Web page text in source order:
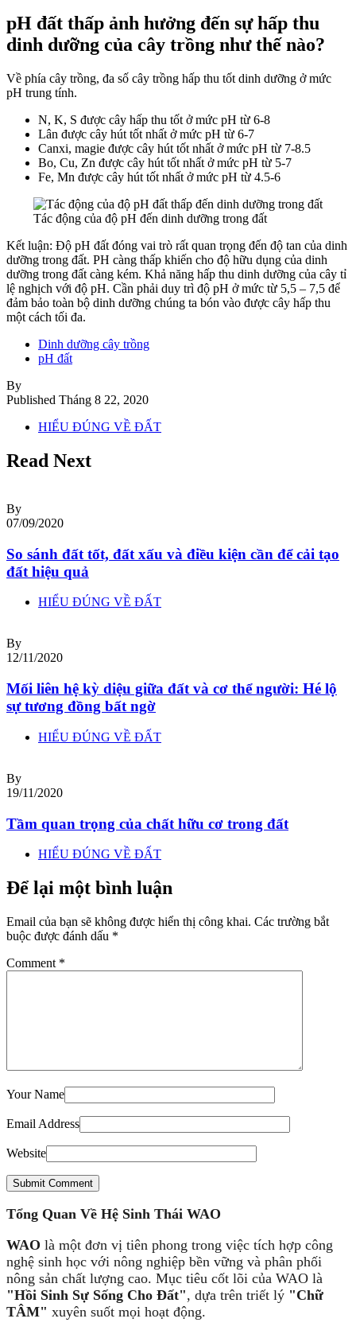
pH đất thấp ảnh hưởng đến sự hấp thu
dinh dưỡng của cây trồng như thế nào?
Về phía cây trồng, đa số cây trồng hấp thu tốt dinh dưỡng ở mức
pH trung tính.
N, K, S được cây hấp thu tốt ở mức pH từ 6-8
Lân được cây hút tốt nhất ở mức pH từ 6-7
Canxi, magie được cây hút tốt nhất ở mức pH từ 7-8.5
Bo, Cu, Zn được cây hút tốt nhất ở mức pH từ 5-7
Fe, Mn được cây hút tốt nhất ở mức pH từ 4.5-6
Tác động của độ pH đến dinh dưỡng trong đất
Kết luận: Độ pH đất đóng vai trò rất quan trọng đến độ tan của dinh
dưỡng trong đất. PH càng thấp khiến cho độ hữu dụng của dinh
dưỡng trong đất càng kém. Khả năng hấp thu dinh dưỡng của cây tỉ
lệ nghịch với độ pH. Cần phải duy trì độ pH ở mức từ 5,5 – 7,5 để
đảm bảo toàn bộ dinh dưỡng chúng ta bón vào được cây hấp thu
một cách tối đa.
Dinh dưỡng cây trồng
pH đất
By
Published Tháng 8 22, 2020
HIỂU ĐÚNG VỀ ĐẤT
Read Next
By
07/09/2020
So sánh đất tốt, đất xấu và điều kiện cần để cải tạo
đất hiệu quả
HIỂU ĐÚNG VỀ ĐẤT
By
12/11/2020
Mối liên hệ kỳ diệu giữa đất và cơ thể người: Hé lộ
sự tương đồng bất ngờ
HIỂU ĐÚNG VỀ ĐẤT
By
19/11/2020
Tầm quan trọng của chất hữu cơ trong đất
HIỂU ĐÚNG VỀ ĐẤT
Để lại một bình luận
Email của bạn sẽ không được hiển thị công khai. Các trường bắt
buộc được đánh dấu *
Comment *
Your Name
Email Address
Website
Submit Comment
Tổng Quan Về Hệ Sinh Thái WAO
WAO là một đơn vị tiên phong trong việc tích hợp công
nghệ sinh học với nông nghiệp bền vững và phân phối
nông sản chất lượng cao. Mục tiêu cốt lõi của WAO là
"Hồi Sinh Sự Sống Cho Đất", dựa trên triết lý "Chữ
TÂM" xuyên suốt mọi hoạt động.